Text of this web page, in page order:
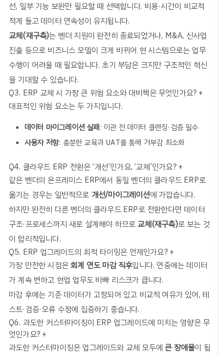
선, 일부 기능 보완만 필요할 때 선택합니다. 비용·시간이 비교적
적게 들고 데이터 연속성이 유지됩니다.
교체(재구축)는 벤더 지원이 완전히 종료되었거나, M&A, 신사업
진출 등으로 비즈니스 모델이 크게 바뀌어 현 시스템으로는 업무
수행이 어려울 때 필요합니다. 초기 부담은 크지만 구조적인 혁신
을 기대할 수 있습니다.
Q3. ERP 교체 시 가장 큰 위험 요소와 대비책은 무엇인가요? +
대표적인 위험 요소는 두 가지입니다.
데이터 마이그레이션 실패: 이관 전 데이터 클렌징·검증 필수
사용자 저항: 충분한 교육과 UAT를 통해 거부감 최소화
Q4. 클라우드 ERP 전환은 ‘개선’인가요, ‘교체’인가요? +
같은 벤더의 온프레미스 ERP에서 동일 벤더의 클라우드 ERP로
옮기는 경우는 일반적으로 개선/마이그레이션에 가깝습니다.
하지만 완전히 다른 벤더의 클라우드 ERP로 전환한다면 데이터
구조·프로세스까지 새로 설계해야 하므로 교체(재구축)로 보는 것
이 합리적입니다.
Q5. ERP 업그레이드의 최적 타이밍은 언제인가요? +
가장 안전한 시점은회계 연도 마감 직후입니다. 연중에는 데이터
가 계속 변하고 현업 업무도 바빠 리스크가 큽니다.
마감 후에는 기준 데이터가 고정되어 있고 비교적 여유가 있어, 테
스트·검증·오류 수정에 집중하기 좋습니다.
Q6. 과도한 커스터마이징이 ERP 업그레이드에 미치는 영향은 무
엇인가요? +
과도한 커스터마이징은 업그레이드와 교체 모두에 큰 장애물이 됩